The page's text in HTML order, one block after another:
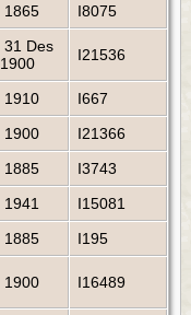
1865 I8075
31 Des
1900
I21536
1910
I667
1900
I21366
1885
I3743
1941
I15081
1885 I195
1900 I16489